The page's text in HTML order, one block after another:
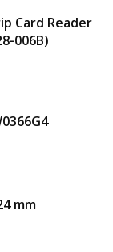
Card Reader
006B)
mm